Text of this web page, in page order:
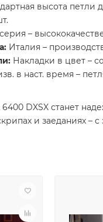
высота петли
–
Италия –
Накладки в цвет –
в наст. время –
6400 DXSX станет
и заеданиях –